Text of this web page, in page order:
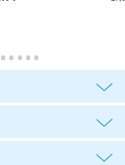
kompatibel mit Opel Renault
NV400 vorne adaptiert auf 165er
((0))